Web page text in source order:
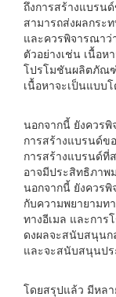
ถึงการสร้างแบรน
สามารถส่งผลกระ
และควรพิจารณาว่
ตัวอย่างเช่น เนื้อห
โปรโมชันผลิตภัณฑ์
เนื้อหาจะเป็นแบบ
นอกจากนี้ ยังควร
การสร้างแบรนด์ข
การสร้างแบรนด์ที่
อาจมีประสิทธิภาพ
นอกจากนี้ ยังควร
กับความพยายามท
ทางอีเมล และการ
ดงผลจะสนับสนุนก
และจะสนับสนุนปร
โดยสรุปแล้ว มีหลา